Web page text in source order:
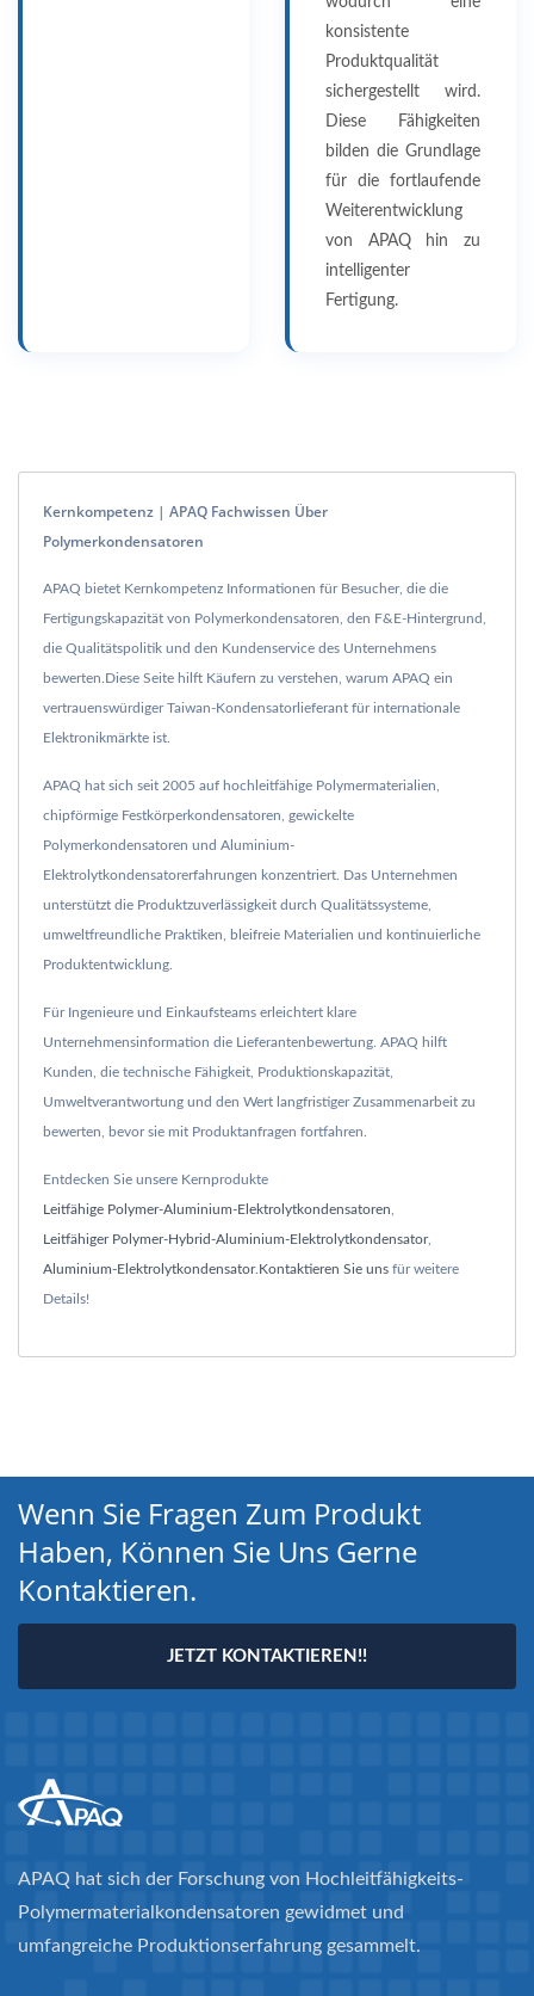
konsistente
Produktqualität
sichergestellt wird.
Diese Fähigkeiten
bilden die Grundlage
für die fortlaufende
Weiterentwicklung
von APAQ hin zu
intelligenter
Fertigung.
Kernkompetenz | APAQ Fachwissen Über
Polymerkondensatoren
APAQ bietet Kernkompetenz Informationen für Besucher, die die
Fertigungskapazität von Polymerkondensatoren, den F&E-Hintergrund,
die Qualitätspolitik und den Kundenservice des Unternehmens
bewerten.Diese Seite hilft Käufern zu verstehen, warum APAQ ein
vertrauenswürdiger Taiwan-Kondensatorlieferant für internationale
Elektronikmärkte ist.
APAQ hat sich seit 2005 auf hochleitfähige Polymermaterialien,
chipförmige Festkörperkondensatoren, gewickelte
Polymerkondensatoren und Aluminium-
Elektrolytkondensatorerfahrungen konzentriert. Das Unternehmen
unterstützt die Produktzuverlässigkeit durch Qualitätssysteme,
umweltfreundliche Praktiken, bleifreie Materialien und kontinuierliche
Produktentwicklung.
Für Ingenieure und Einkaufsteams erleichtert klare
Unternehmensinformation die Lieferantenbewertung. APAQ hilft
Kunden, die technische Fähigkeit, Produktionskapazität,
Umweltverantwortung und den Wert langfristiger Zusammenarbeit zu
bewerten, bevor sie mit Produktanfragen fortfahren.
Entdecken Sie unsere Kernprodukte
Leitfähige Polymer-Aluminium-Elektrolytkondensatoren
Leitfähiger Polymer-Hybrid-Aluminium-Elektrolytkondensator,
Aluminium-Elektrolytkondensator. Kontaktieren Sie uns für weitere
Details!
Wenn Sie Fragen Zum Produkt
Haben, Können Sie Uns Gerne
Kontaktieren.
JETZT KONTAKTIEREN!!
APAQ hat sich der Forschung von Hochleitfähigkeits-
Polymermaterialkondensatoren gewidmet und
umfangreiche Produktionserfahrung gesammelt.